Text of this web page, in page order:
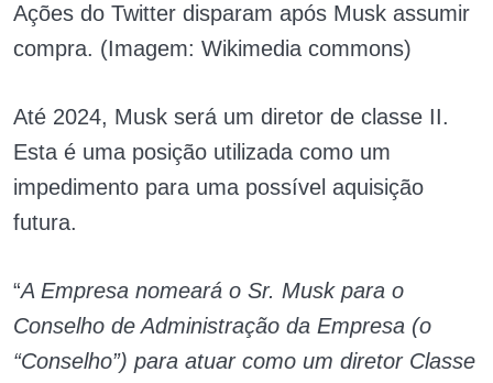
Ações do Twitter disparam após Musk assumir
compra. (Imagem: Wikimedia commons)
Até 2024, Musk será um diretor de classe II.
Esta é uma posição utilizada como um
impedimento para uma possível aquisição
futura.
“A Empresa nomeará o Sr. Musk para o
Conselho de Administração da Empresa (o
“Conselho”) para atuar como um diretor Classe